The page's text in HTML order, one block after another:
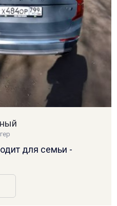
для семьи -